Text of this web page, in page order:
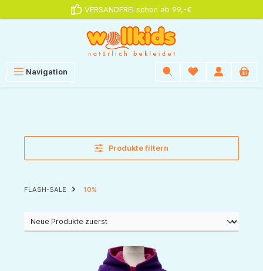
VERSANDFREI schon ab 99,-€
Navigation
Produkte filtern
FLASH-SALE 10%